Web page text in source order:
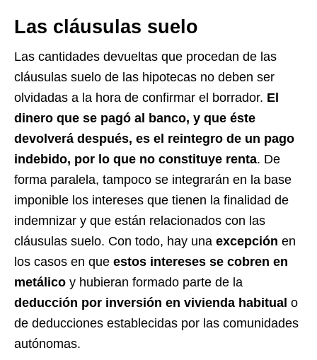
Las cláusulas suelo
Las cantidades devueltas que procedan de las
cláusulas suelo de las hipotecas no deben ser
olvidadas a la hora de confirmar el borrador. El
dinero que se pagó al banco, y que éste
devolverá después, es el reintegro de un pago
indebido, por lo que no constituye renta. De
forma paralela, tampoco se integrarán en la base
imponible los intereses que tienen la finalidad de
indemnizar y que están relacionados con las
cláusulas suelo. Con todo, hay una excepción en
los casos en que estos intereses se cobren en
metálico y hubieran formado parte de la
deducción por inversión en vivienda habitual o
de deducciones establecidas por las comunidades
autónomas.